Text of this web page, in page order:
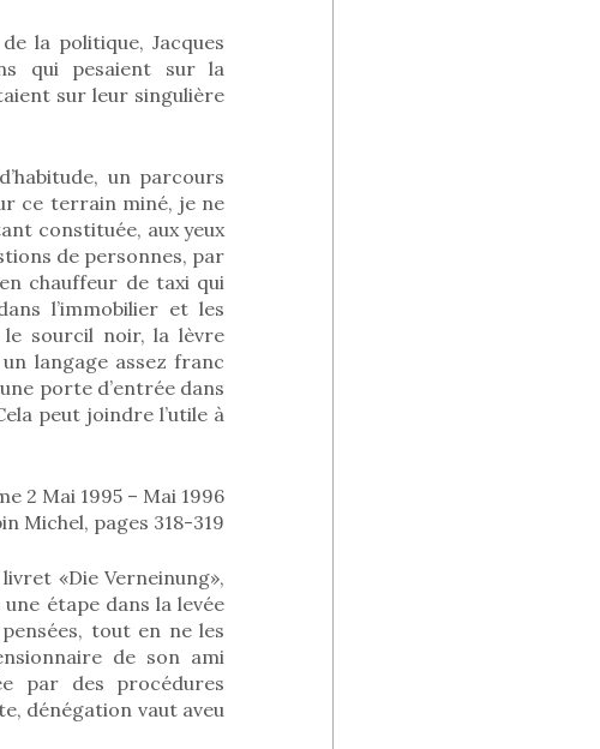
la politique, Jacques
qui pesaient sur la
sur leur singulière
un parcours
ce terrain miné, je ne
constituée, aux yeux
de personnes, par
chauffeur de taxi qui
l’immobilier et les
le sourcil noir, la lèvre
langage assez franc
porte d’entrée dans
peut joindre l’utile à
2 Mai 1995 – Mai 1996
Michel, pages 318-319
«Die Verneinung»,
étape dans la levée
tout en ne les
de son ami
par des procédures
dénégation vaut aveu